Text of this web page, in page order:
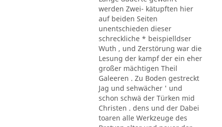
werden Zwei- kätupften hier
auf beiden Seiten
unentschieden dieser
schreckliche * beispielldser
Wuth , und Zerstörung war die
Lesung der kampf der ein eher
großer mächtigen Theil
Galeeren . Zu Boden gestreckt
Jag und sehwächer ' und
schon schwä der Türken mid
Christen . dens und der Dabei
toaren alle Werkzeuge des